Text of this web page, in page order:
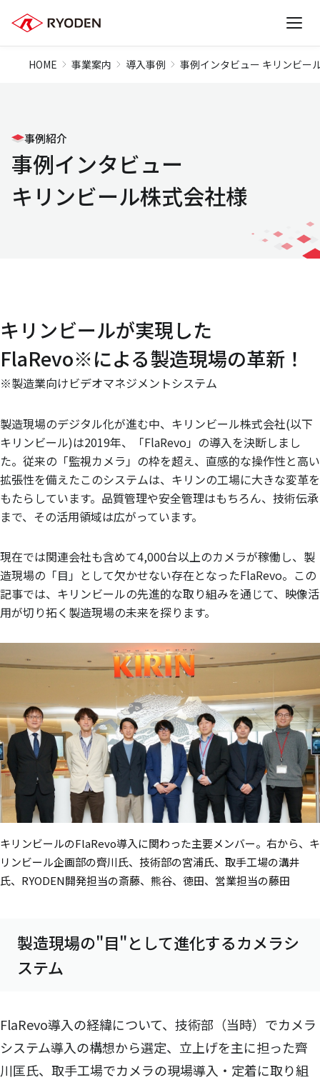
HOME 事業案内 導入事例 事例インタビュー キリンビー
事例紹介
事例インタビュー
キリンビール株式会社様
キリンビールが実現した
FlaRevo※による製造現場の革新！
※製造業向けビデオマネジメントシステム
製造現場のデジタル化が進む中、キリンビール株式会社(以下
キリンビール)は2019年、「FlaRevo」の導入を決断しまし
た。従来の「監視カメラ」の枠を超え、直感的な操作性と高い
拡張性を備えたこのシステムは、キリンの工場に大きな変革を
もたらしています。品質管理や安全管理はもちろん、技術伝承
まで、その活用領域は広がっています。
現在では関連会社も含めて4,000台以上のカメラが稼働し、製
造現場の「目」として欠かせない存在となったFlaRevo。この
記事では、キリンビールの先進的な取り組みを通じて、映像活
用が切り拓く製造現場の未来を探ります。
キリンビールのFlaRevo導入に関わった主要メンバー。右から、キ
リンビール企画部の齊川氏、技術部の宮浦氏、取手工場の溝井
氏、RYODEN開発担当の斎藤、熊谷、徳田、営業担当の藤田
製造現場の"目"として進化するカメラシ
ステム
FlaRevo導入の経緯について、技術部（当時）でカメラ
システム導入の構想から選定、立上げを主に担った齊
川匡氏、取手工場でカメラの現場導入・定着に取り組